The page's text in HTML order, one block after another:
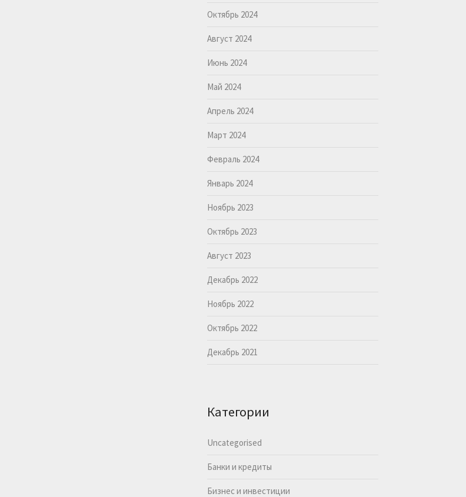
Октябрь 2024
Август 2024
Июнь 2024
Май 2024
Апрель 2024
Март 2024
Февраль 2024
Январь 2024
Ноябрь 2023
Октябрь 2023
Август 2023
Декабрь 2022
Ноябрь 2022
Октябрь 2022
Декабрь 2021
Категории
Uncategorised
Банки и кредиты
Бизнес и инвестиции